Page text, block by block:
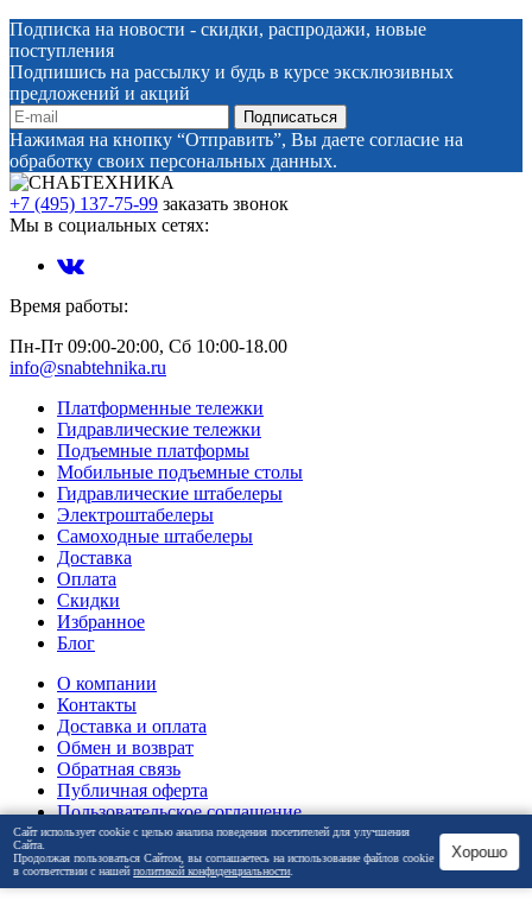
Сайт использует cookie с целью анализа поведения посетителей для улучшения
Сайта.
Продолжая пользоваться Сайтом, вы соглашаетесь на использование файлов cookie
в соответствии с нашейполитикой конфиденциальности.
Хорошо
Подписка на новости - скидки, распродажи, новые
поступления
Подпишись на рассылку и будь в курсе эксклюзивных
предложений и акций
Нажимая на кнопку “Отправить”, Вы даете согласие на
обработку своих персональных данных.
+7 (495) 137-75-99 заказать звонок
Мы в социальных сетях:
Время работы:
Пн-Пт 09:00-20:00, Сб 10:00-18.00
info@snabtehnika.ru
Платформенные тележки
Гидравлические тележки
Подъемные платформы
Мобильные подъемные столы
Гидравлические штабелеры
Электроштабелеры
Самоходные штабелеры
Доставка
Оплата
Скидки
Избранное
Блог
О компании
Контакты
Доставка и оплата
Обмен и возврат
Обратная связь
Публичная оферта
Пользовательское соглашение
Политика конфиденциальности
Устав
Отзывы